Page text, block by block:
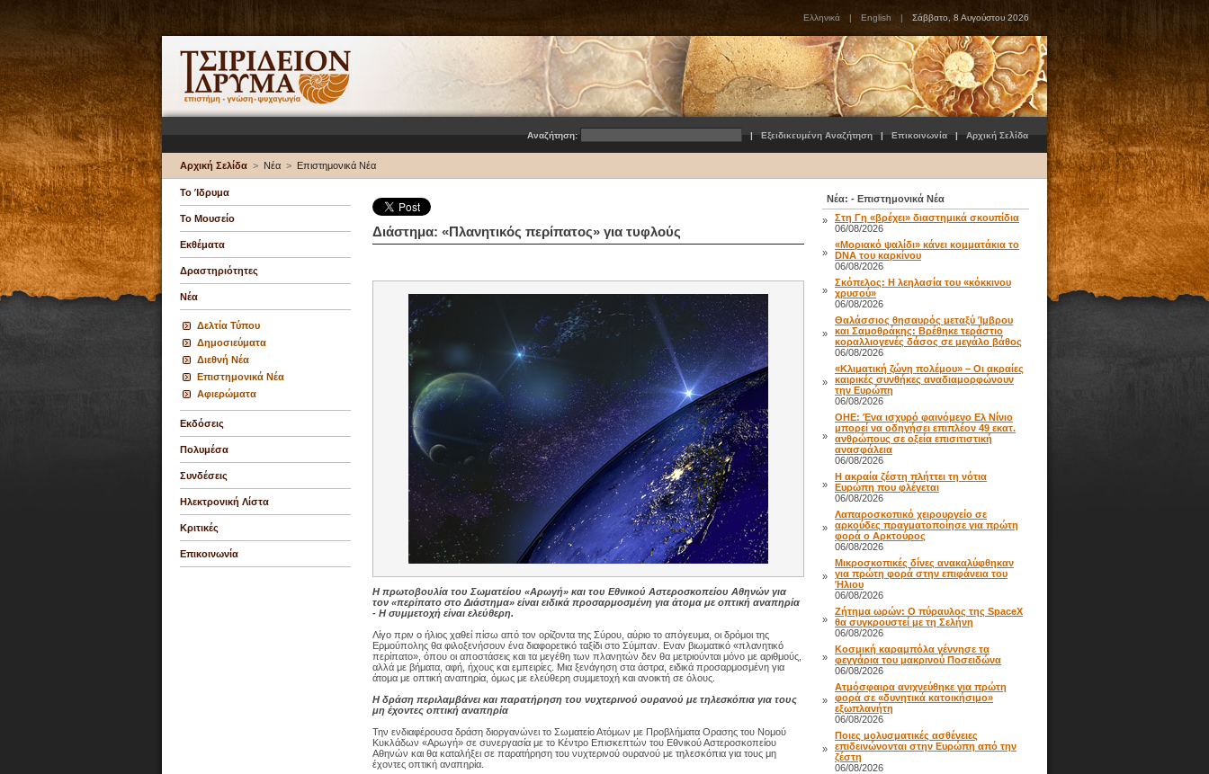
Ελληνικά | English | Σάββατο, 8 Αυγούστου 2026
Αναζήτηση: | Εξειδικευμένη Αναζήτηση | Επικοινωνία | Αρχική Σελίδα
Αρχική Σελίδα > Νέα > Επιστημονικά Νέα
Το Ίδρυμα
Το Μουσείο
Εκθέματα
Δραστηριότητες
Νέα
Δελτία Τύπου
Δημοσιεύματα
Διεθνή Νέα
Επιστημονικά Νέα
Αφιερώματα
Εκδόσεις
Πολυμέσα
Συνδέσεις
Ηλεκτρονική Λίστα
Κριτικές
Επικοινωνία
Διάστημα: «Πλανητικός περίπατος» για τυφλούς
Η πρωτοβουλία του Σωματείου «Αρωγή» και του Εθνικού Αστεροσκοπείου Αθηνών για
τον «περίπατο στο Διάστημα» είναι ειδικά προσαρμοσμένη για άτομα με οπτική αναπηρία
- Η συμμετοχή είναι ελεύθερη.
Λίγο πριν ο ήλιος χαθεί πίσω από τον ορίζοντα της Σύρου, αύριο το απόγευμα, οι δρόμοι της
Ερμούπολης θα φιλοξενήσουν ένα διαφορετικό ταξίδι στο Σύμπαν. Εναν βιωματικό «πλανητικό
περίπατο», όπου οι αποστάσεις και τα μεγέθη των πλανητών δεν θα μετριούνται μόνο με αριθμούς,
αλλά με βήματα, αφή, ήχους και εμπειρίες. Μια ξενάγηση στα άστρα, ειδικά προσαρμοσμένη για
άτομα με οπτική αναπηρία, όμως με ελεύθερη συμμετοχή και ανοικτή σε όλους.
Η δράση περιλαμβάνει και παρατήρηση του νυχτερινού ουρανού με τηλεσκόπια για τους
μη έχοντες οπτική αναπηρία
Την ενδιαφέρουσα δράση διοργανώνει το Σωματείο Ατόμων με Προβλήματα Ορασης του Νομού
Κυκλάδων «Αρωγή» σε συνεργασία με το Κέντρο Επισκεπτών του Εθνικού Αστεροσκοπείου
Αθηνών και θα καταλήξει σε παρατήρηση του νυχτερινού ουρανού με τηλεσκόπια για τους μη
έχοντες οπτική αναπηρία.
Νέα: - Επιστημονικά Νέα
»
Στη Γη «βρέχει» διαστημικά σκουπίδια
06/08/2026
»
«Μοριακό ψαλίδι» κάνει κομματάκια το
DNA του καρκίνου
06/08/2026
»
Σκόπελος: Η λεηλασία του «κόκκινου
χρυσού»
06/08/2026
»
Θαλάσσιος θησαυρός μεταξύ Ίμβρου
και Σαμοθράκης: Βρέθηκε τεράστιο
κοραλλιογενές δάσος σε μεγάλο βάθος
06/08/2026
»
«Κλιματική ζώνη πολέμου» – Οι ακραίες
καιρικές συνθήκες αναδιαμορφώνουν
την Ευρώπη
06/08/2026
»
ΟΗΕ: Ένα ισχυρό φαινόμενο Ελ Νίνιο
μπορεί να οδηγήσει επιπλέον 49 εκατ.
ανθρώπους σε οξεία επισιτιστική
ανασφάλεια
06/08/2026
»
Η ακραία ζέστη πλήττει τη νότια
Ευρώπη που φλέγεται
06/08/2026
»
Λαπαροσκοπικό χειρουργείο σε
αρκούδες πραγματοποίησε για πρώτη
φορά ο Αρκτούρος
06/08/2026
»
Μικροσκοπικές δίνες ανακαλύφθηκαν
για πρώτη φορά στην επιφάνεια του
Ήλιου
06/08/2026
»
Ζήτημα ωρών: Ο πύραυλος της SpaceX
θα συγκρουστεί με τη Σελήνη
06/08/2026
»
Κοσμική καραμπόλα γέννησε τα
φεγγάρια του μακρινού Ποσειδώνα
06/08/2026
»
Ατμόσφαιρα ανιχνεύθηκε για πρώτη
φορά σε «δυνητικά κατοικήσιμο»
εξωπλανήτη
06/08/2026
»
Ποιες μολυσματικές ασθένειες
επιδεινώνονται στην Ευρώπη από την
ζέστη
06/08/2026